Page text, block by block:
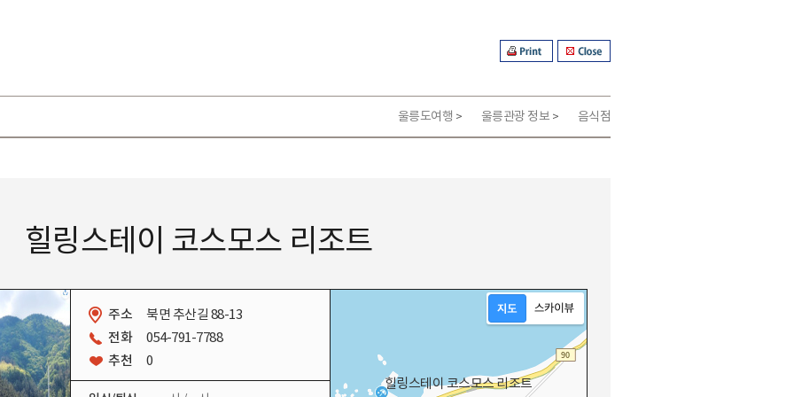
울릉도여행 > 울릉관광 정보 > 음식점
힐링스테이 코스모스 리조트
주소
북면 추산길 88-13
전화
054-791-7788
추천
0
힐링스테이 코스모스 리조트